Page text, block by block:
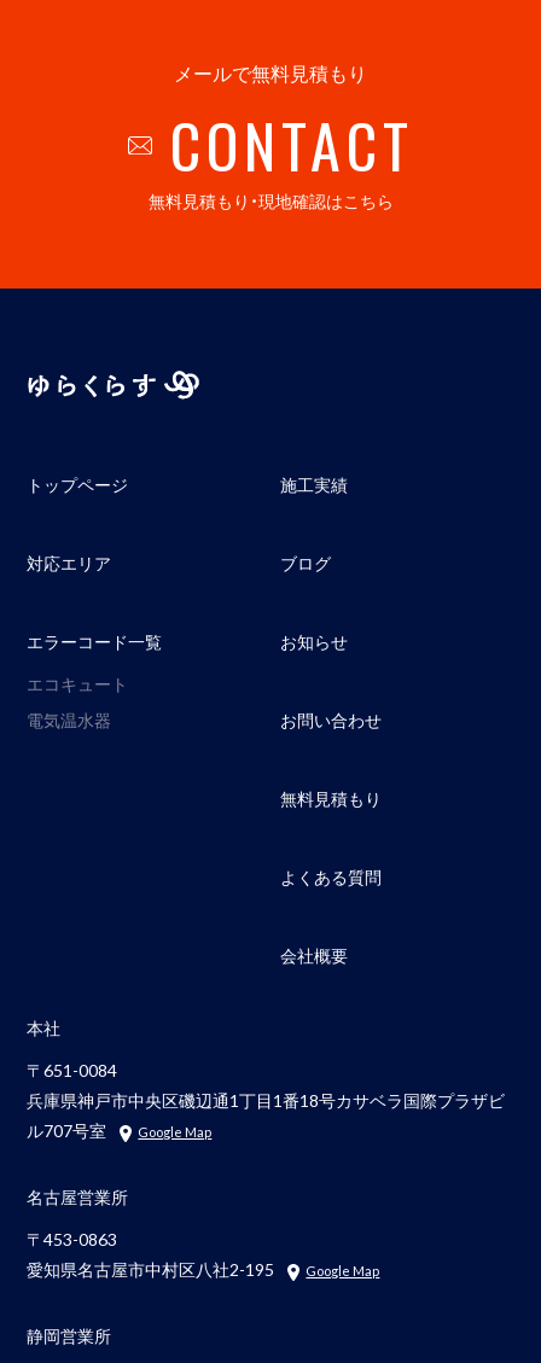
メールで無料見積もり
CONTACT
無料見積もり・現地確認はこちら
トップページ
対応エリア
エラーコード一覧
エコキュート
電気温水器
施工実績
ブログ
お知らせ
お問い合わせ
無料見積もり
よくある質問
会社概要
本社
〒651-0084
兵庫県神戸市中央区磯辺通1丁目1番18号カサベラ国際プラザビ
ル707号室
Google Map
名古屋営業所
〒453-0863
愛知県名古屋市中村区八社2-195
Google Map
静岡営業所